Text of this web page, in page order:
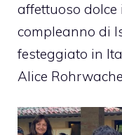
affettuoso
compleanno di
festeggiato in
Alice